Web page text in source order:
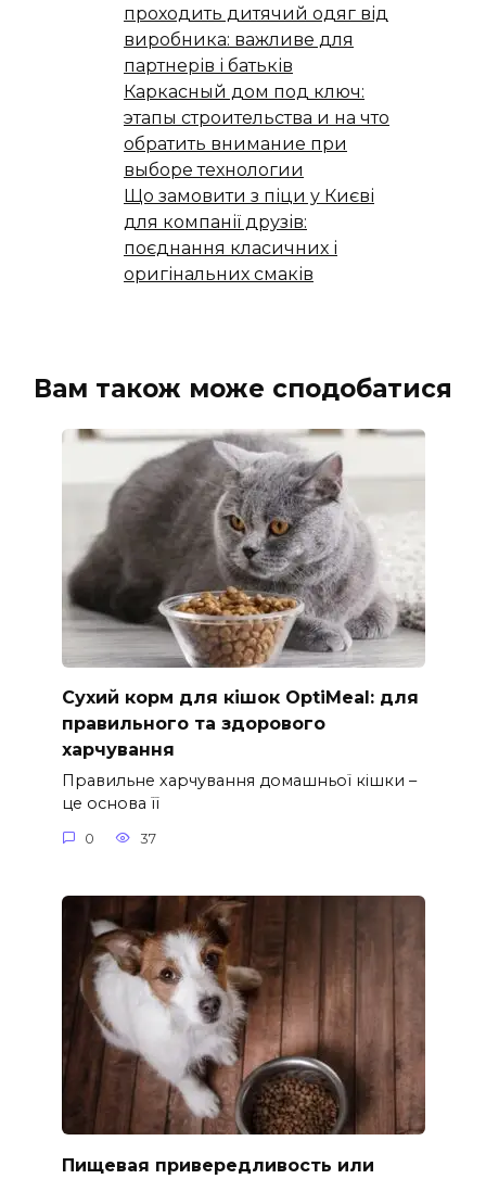
проходить дитячий одяг від
виробника: важливе для
партнерів і батьків
Каркасный дом под ключ:
этапы строительства и на что
обратить внимание при
выборе технологии
Що замовити з піци у Києві
для компанії друзів:
поєднання класичних і
оригінальних смаків
Вам також може сподобатися
Сухий корм для кішок OptiMeal: для
правильного та здорового
харчування
Правильне харчування домашньої кішки –
це основа її
0 37
Пищевая привередливость или